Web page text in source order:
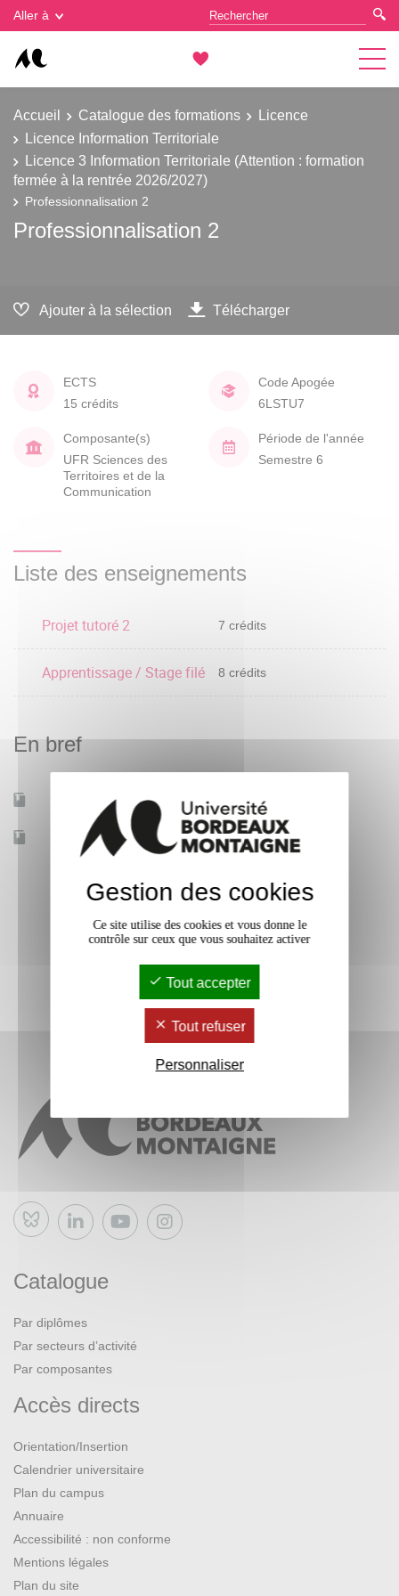
Aller à
Accueil Catalogue des formations
Licence
Licence Information Territoriale
Licence 3 Information Territoriale (Attention : formation
fermée à la rentrée 2026/2027)
Professionnalisation 2
Professionnalisation 2
Ajouter à la sélection Télécharger
ECTS
15 crédits
Code Apogée
6LSTU7
Composante(s)
UFR Sciences des
Territoires et de la
Communication
Période de l'année
Semestre 6
Liste des enseignements
Projet tutoré 2 7 crédits
Apprentissage / Stage filé 8 crédits
En bref
Mobilité d'études Non
Accessible à distance Non
Bluesky
Catalogue
Par diplômes
Par secteurs d’activité
Par composantes
Accès directs
Orientation/Insertion
Calendrier universitaire
Plan du campus
Annuaire
Accessibilité : non conforme
Mentions légales
Plan du site
Gestion des cookies
Gestion des cookies
Ce site utilise des cookies et vous donne le
contrôle sur ceux que vous souhaitez activer
Tout accepter
Tout refuser
Personnaliser